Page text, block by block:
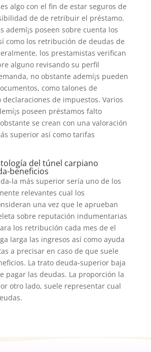
algo con el fin de estar seguros de
de de retribuir el préstamo.
ademí¡s poseen sobre cuenta los
como los retribución de deudas de
los prestamistas verifican
alguno revisando su perfil
no obstante ademí¡s pueden
como talones de
de impuestos. Varios
poseen préstamos falto
se crean con una valoración
superior así­ como tarifas
del túnel carpiano
beneficios
la más superior serí­a uno de los
relevantes cual los
una vez que le aprueban
sobre reputación indumentarias
los retribución cada mes de el
larga las ingresos así­ como ayuda
a precisar en caso de que suele
La trato deuda-superior baja
pagar las deudas. La proporción la
otro lado, suele representar cual